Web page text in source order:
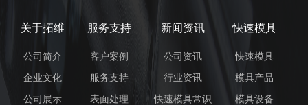
关于拓维
公司简介
企业文化
公司展示
服务支持
客户案例
服务支持
表面处理
新闻资讯
公司资讯
行业资讯
快速模具常识
快速模具
快速模具
模具产品
模具设备